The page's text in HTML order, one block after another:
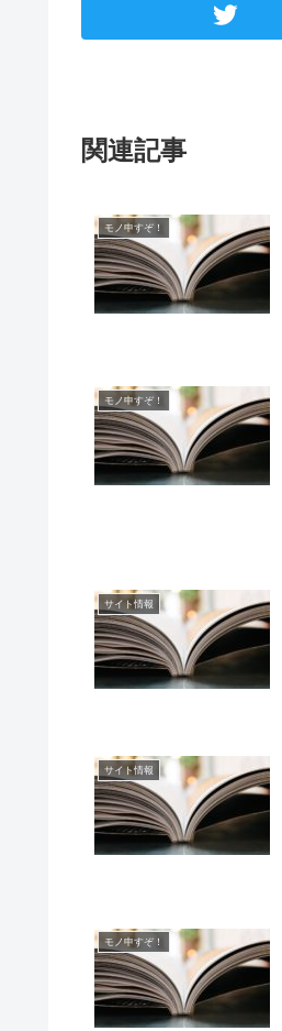
関連記事
モノ申すぞ！
モノ申すぞ！
サイト情報
サイト情報
モノ申すぞ！